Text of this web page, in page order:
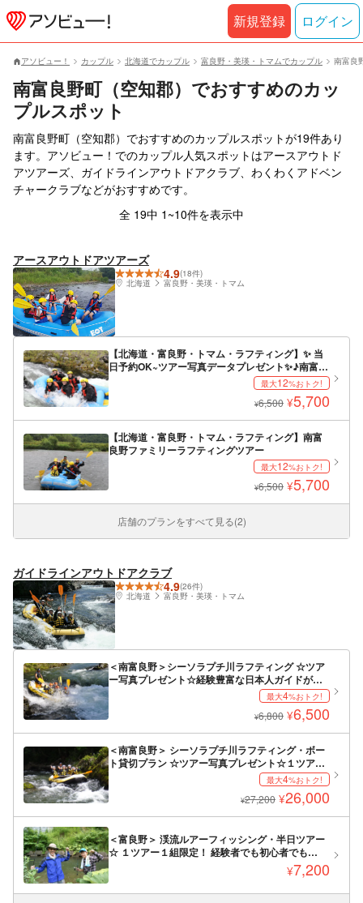
アソビュー！ カップル 北海道でカップル 富良野・美瑛・トマムでカップル 南富良
南富良野町（空知郡）でおすすめのカッ
プルスポット
南富良野町（空知郡）でおすすめのカップルスポットが19件あり
ます。アソビュー！でのカップル人気スポットはアースアウトド
アツアーズ、ガイドラインアウトドアクラブ、わくわくアドベン
チャークラブなどがおすすめです。
全 19中 1~10件を表示中
アースアウトドアツアーズ
4.9(18件)
北海道
富良野・美瑛・トマム
【北海道・富良野・トマム・ラフティング】✨ 当
日予約OK~ツアー写真データプレゼント✨♪南富良
最大12%おトク!
¥6,500 ¥5,700
【北海道・富良野・トマム・ラフティング】南富
良野ファミリーラフティングツアー
最大12%おトク!
¥6,500 ¥5,700
店舗のプランをすべて見る(2)
ガイドラインアウトドアクラブ
4.9(26件)
北海道
富良野・美瑛・トマム
＜南富良野＞シーソラプチ川ラフティング ☆ツア
ー写真プレゼント☆経験豊富な日本人ガイドがご
案内！１ツアー２ボートまでの少人数制ツアー！
最大4%おトク!
¥6,800 ¥6,500
＜南富良野＞ シーソラプチ川ラフティング・ボー
ト貸切プラン ☆ツアー写真プレゼント☆１ツアー
２ボートまでの少人数制！経験豊富な日本人ガイ
ドがご案内！大人２名から貸切可能！日本語対応
最大4%おトク!
¥27,200 ¥26,000
＜富良野＞ 渓流ルアーフィッシング・半日ツアー
☆ １ツアー１組限定！ 経験者でも初心者でも
OK！ 経験豊富な日本人ガイドがご案内！¥7,200
新規登録 ログイン